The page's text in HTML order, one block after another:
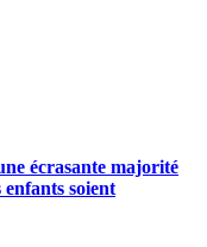
écrasante majorité
soient